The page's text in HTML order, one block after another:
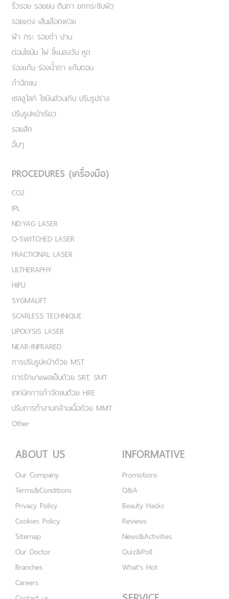
ริ้วรอย รอยย่น ตีนกา ยกกระชับผิว
รอยแดง เส้นเลือดฟอย
ฝ้า กระ รอยดำ ปาน
ต่อมไขมัน ไฝ ขี้แมลงวัน หูด
ร่องแก้ม ร่องน้ำตา แก้มตอบ
กำจัดขน
เชลลูไลท์ ไขมันส่วนเกิน ปรับรูปร่าง
ปรับรูปหน้าเรียว
รอยสัก
อื่นๆ
PROCEDURES (เครื่องมือ)
CO2
IPL
ND:YAG LASER
Q-SWITCHED LASER
FRACTIONAL LASER
ULTHERAPHY
HIFU
SYGMALIFT
SCARLESS TECHNIQUE
LIPOLYSIS LASER
NEAR-INFRARED
การปรับรูปหน้าด้วย MST
การรักษาแผลเป็นด้วย SRT, SMT
เทคนิคการกำจัดขนด้วย HRE
ปรับการทำงานกล้ามเนื้อด้วย MMT
Other
ABOUT US
Our Company
Terms&Conditions
Privacy Policy
Cookies Policy
Sitemap
Our Doctor
Branches
Careers
INFORMATIVE
Promotions
Q&A
Beauty Hacks
Reviews
News&Activities
Quiz&Poll
What's Hot